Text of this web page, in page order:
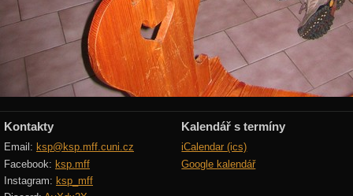
Kontakty
Email: ksp@ksp.mff.cuni.cz
Facebook: ksp.mff
Instagram: ksp_mff
Kalendář s termíny
iCalendar (ics)
Google kalendář